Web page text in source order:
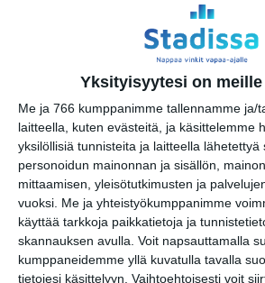
Yksityisyytesi on meille
Me ja 766 kumppanimme tallennamme ja/
laitteella, kuten evästeitä, ja käsittelemme
yksilöllisiä tunnisteita ja laitteella lähetettyä
personoidun mainonnan ja sisällön,
mittaamisen, yleisötutkimusten ja
vuoksi. Me ja yhteistyökumppanimme
käyttää tarkkoja paikkatietoja ja
skannauksen avulla. Voit napsauttamalla
kumppaneidemme yllä kuvatulla tavalla
tietojesi käsittelyyn. Vaihtoehtoisesti voit
ma 10.8.2026 klo 15:30
Neulekävely
ti 11.8.2026 klo 14:00
Katrinebergin
kotieläinpihavierailut
ke 12.8.2026 klo 15:30
Kympillä Heurekaan
iltaisin
to 13.8.2026 klo 15:00